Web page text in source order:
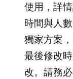
使用，詳
時間與人
獨家方案
最後修改
改。請務